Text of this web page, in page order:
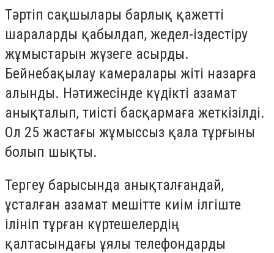
Тәртіп сақшылары барлық қажетті
шараларды қабылдап, жедел-іздестіру
жұмыстарын жүзеге асырды.
Бейнебақылау камералары жіті назарға
алынды. Нәтижесінде күдікті азамат
анықталып, тиісті басқармаға жеткізілді.
Ол 25 жастағы жұмыссыз қала тұрғыны
болып шықты.
Тергеу барысында анықталғандай,
ұсталған азамат мешітте киім ілгіште
ілініп тұрған күртешелердің
қалтасындағы ұялы телефондарды